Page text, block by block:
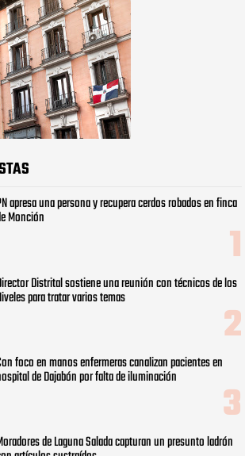
apresa una persona y recupera cerdos robados en finca
Monción
Distrital sostiene una reunión con técnicos de los
para tratar varios temas
foco en manos enfermeras canalizan pacientes en
de Dajabón por falta de iluminación
de Laguna Salada capturan un presunto ladrón